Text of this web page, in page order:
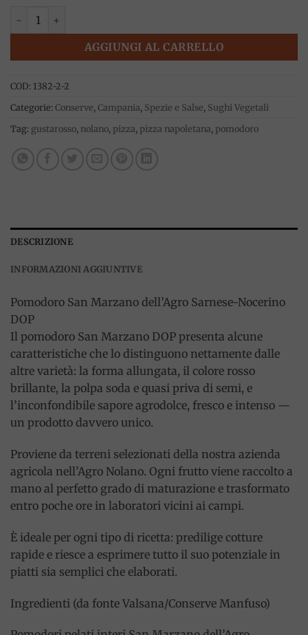
Pomodoro San Marzano dell’Agro Sarnese-Nocerino DOP
AGGIUNGI AL CARRELLO
COD: 1382-2-2
Categorie: Conserve, Campania, Spezie e Salse, Sughi Vegetali
Tag: gustarosso, nolano, pizza, pizza napoletana, pomodoro
DESCRIZIONE
INFORMAZIONI AGGIUNTIVE
Pomodoro San Marzano dell’Agro Sarnese-Nocerino
DOP
Il pomodoro San Marzano DOP presenta alcune
caratteristiche che lo distinguono nettamente dalle
altre varietà: la forma allungata, il colore rosso
brillante, la polpa soda e quasi priva di semi, e
l’inconfondibile sapore agrodolce, fresco e intenso —
un prodotto davvero unico.
Proviene da terreni selezionati della nostra azienda
agricola nell’Agro Nolano. Ogni frutto viene raccolto a
mano al perfetto grado di maturazione e trasformato
entro poche ore in laboratori vicini ai campi.
È ideale per ogni tipo di ricetta: predilige cotture
rapide e riesce a esprimere tutto il suo potenziale in
piatti sia semplici che elaborati.
Ingredienti (da fonte Valsana/Conserve Manfuso)